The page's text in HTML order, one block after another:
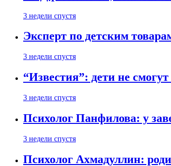
3 недели спустя
Эксперт по детским
3 недели спустя
“Известия”: дети не
3 недели спустя
Психолог Панфилова: у
3 недели спустя
Психолог Ахмадуллин: